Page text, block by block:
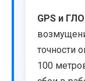
GPS и
точности
100